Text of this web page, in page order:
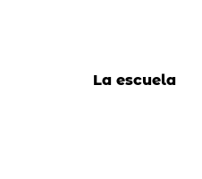
La escuela